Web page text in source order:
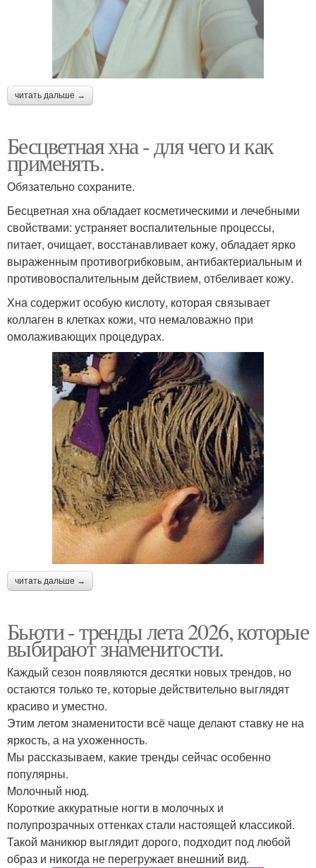
читать дальше →
Бесцветная хна - для чего и как
применять.
Обязательно сохраните.
Бесцветная хна обладает косметическими и лечебными
свойствами: устраняет воспалительные процессы,
питает, очищает, восстанавливает кожу, обладает ярко
выраженным противогрибковым, антибактериальным и
противовоспалительным действием, отбеливает кожу.
Хна содержит особую кислоту, которая связывает
коллаген в клетках кожи, что немаловажно при
омолаживающих процедурах.
читать дальше →
Бьюти - тренды лета 2026, которые
выбирают знаменитости.
Каждый сезон появляются десятки новых трендов, но
остаются только те, которые действительно выглядят
красиво и уместно.
Этим летом знаменитости всё чаще делают ставку не на
яркость, а на ухоженность.
Мы рассказываем, какие тренды сейчас особенно
популярны.
Молочный нюд.
Короткие аккуратные ногти в молочных и
полупрозрачных оттенках стали настоящей классикой.
Такой маникюр выглядит дорого, подходит под любой
образ и никогда не перегружает внешний вид.